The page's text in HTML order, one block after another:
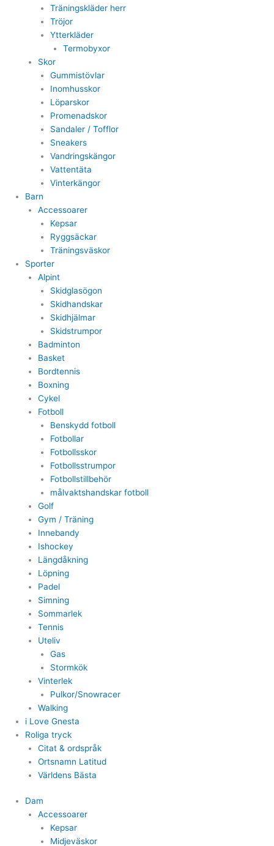
Träningskläder herr
Tröjor
Ytterkläder
Termobyxor
Skor
Gummistövlar
Inomhusskor
Löparskor
Promenadskor
Sandaler / Tofflor
Sneakers
Vandringskängor
Vattentäta
Vinterkängor
Barn
Accessoarer
Kepsar
Ryggsäckar
Träningsväskor
Sporter
Alpint
Skidglasögon
Skidhandskar
Skidhjälmar
Skidstrumpor
Badminton
Basket
Bordtennis
Boxning
Cykel
Fotboll
Benskydd fotboll
Fotbollar
Fotbollsskor
Fotbollsstrumpor
Fotbollstillbehör
målvaktshandskar fotboll
Golf
Gym / Träning
Innebandy
Ishockey
Längdåkning
Löpning
Padel
Simning
Sommarlek
Tennis
Uteliv
Gas
Stormkök
Vinterlek
Pulkor/Snowracer
Walking
i Love Gnesta
Roliga tryck
Citat & ordspråk
Ortsnamn Latitud
Världens Bästa
Dam
Accessoarer
Kepsar
Midjeväskor